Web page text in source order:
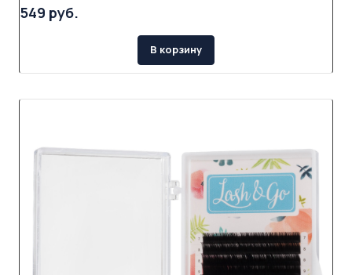
549 руб.
В корзину